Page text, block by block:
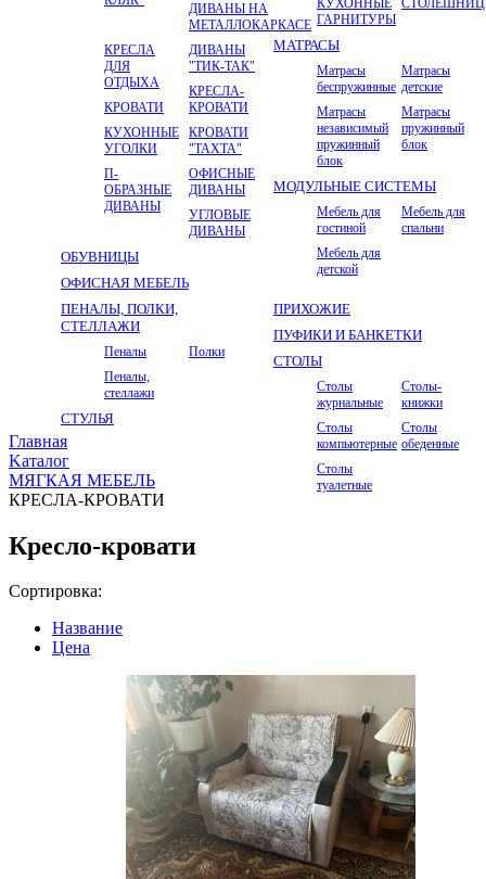
ДИВАНЫ НА
МЕТАЛЛОКАРКАСЕ
ДИВАНЫ
"ТИК-ТАК"
КРЕСЛА
ДЛЯ
ОТДЫХА
КРЕСЛА-
КРОВАТИ
КРОВАТИ
КРОВАТИ
"ТАХТА"
КУХОННЫЕ
УГОЛКИ
ОФИСНЫЕ
ДИВАНЫ
П-
ОБРАЗНЫЕ
ДИВАНЫ
УГЛОВЫЕ
ДИВАНЫ
ГАРНИТУРЫ
МАТРАСЫ
Матрасы
беспружинные
Матрасы
детские
Матрасы
независимый
пружинный
блок
Матрасы
пружинный
блок
МОДУЛЬНЫЕ СИСТЕМЫ
Мебель для
гостиной
Мебель для
спальни
Мебель для
детской
ОБУВНИЦЫ
ОФИСНАЯ МЕБЕЛЬ
ПЕНАЛЫ, ПОЛКИ,
СТЕЛЛАЖИ
Пеналы
Полки
Пеналы,
стеллажи
ПРИХОЖИЕ
ПУФИКИ И БАНКЕТКИ
СТОЛЫ
Столы
журнальные
Столы-
книжки
Столы
компьютерные
Столы
обеденные
Столы
туалетные
СТУЛЬЯ
Главная
Kаталог
МЯГКАЯ МЕБЕЛЬ
КРЕСЛА-КРОВАТИ
Кресло-кровати
Сортировка:
Название
Цена